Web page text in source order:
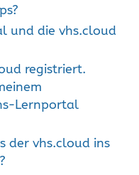
und die vhs.cloud
registriert.
Lernportal
der vhs.cloud ins